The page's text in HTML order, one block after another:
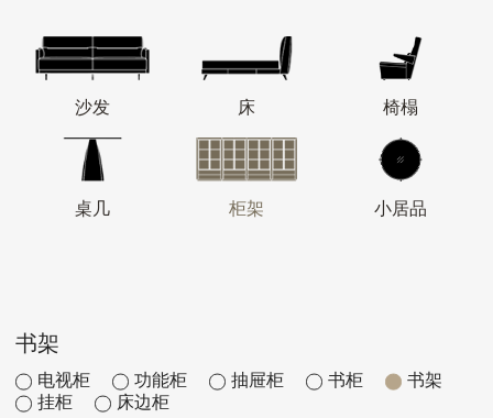
沙发 床 椅榻
桌几 柜架 小居品
书架
电视柜 功能柜 抽屉柜 书柜
书架
挂柜
床边柜